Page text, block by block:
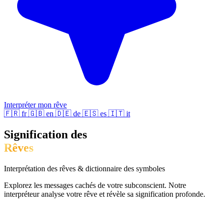
Interpréter mon rêve
🇫🇷 fr 🇬🇧 en 🇩🇪 de 🇪🇸 es 🇮🇹 it
Signification des
Rêves
Interprétation des rêves & dictionnaire des symboles
Explorez les messages cachés de votre subconscient. Notre
interpréteur analyse votre rêve et révèle sa signification profonde.